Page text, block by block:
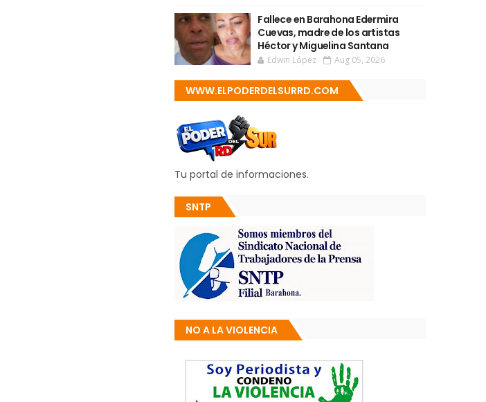
Fallece en Barahona Edermira
Cuevas, madre de los artistas
Héctor y Miguelina Santana
Edwin López Aug 05, 2026
WWW.ELPODERDELSURRD.COM
Tu portal de informaciones.
SNTP
NO A LA VIOLENCIA